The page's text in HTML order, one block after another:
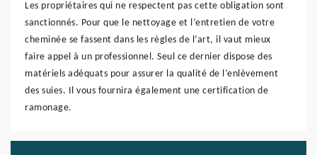
Les propriétaires qui ne respectent pas cette obligation sont
sanctionnés. Pour que le nettoyage et l’entretien de votre
cheminée se fassent dans les règles de l’art, il vaut mieux
faire appel à un professionnel. Seul ce dernier dispose des
matériels adéquats pour assurer la qualité de l’enlèvement
des suies. Il vous fournira également une certification de
ramonage.